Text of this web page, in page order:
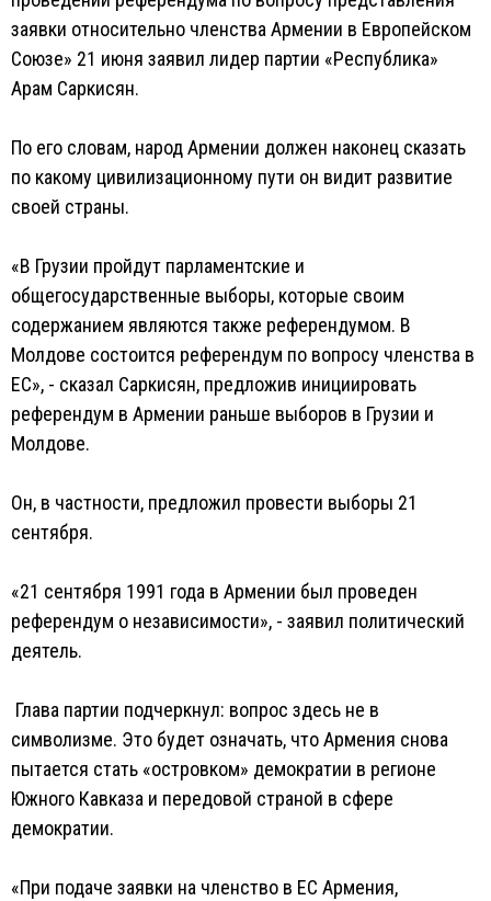
заявки относительно членства Армении в Европейском
Союзе» 21 июня заявил лидер партии «Республика»
Арам Саркисян.
По его словам, народ Армении должен наконец сказать
по какому цивилизационному пути он видит развитие
своей страны.
«В Грузии пройдут парламентские и
общегосударственные выборы, которые своим
содержанием являются также референдумом. В
Молдове состоится референдум по вопросу членства в
ЕС», - сказал Саркисян, предложив инициировать
референдум в Армении раньше выборов в Грузии и
Молдове.
Он, в частности, предложил провести выборы 21
сентября.
«21 сентября 1991 года в Армении был проведен
референдум о независимости», - заявил политический
деятель.
Глава партии подчеркнул: вопрос здесь не в
символизме. Это будет означать, что Армения снова
пытается стать «островком» демократии в регионе
Южного Кавказа и передовой страной в сфере
демократии.
«При подаче заявки на членство в ЕС Армения,